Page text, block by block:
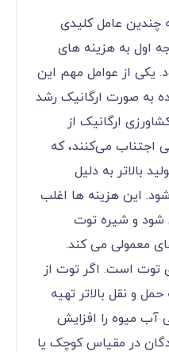
چندین عامل کلیدی
اول به هزینه های
یکی از عوامل مهم این
به صورت ارگانیک رشد
ارگانیک از
می‌کنند، که
بالاتر به دلیل
این هزینه ها اغلب
شود و شیره توت
معمولی می کند.
توت است. اگر توت از
و نقل بالاتر تهیه
آب میوه را افزایش
در مقیاس کوچک یا